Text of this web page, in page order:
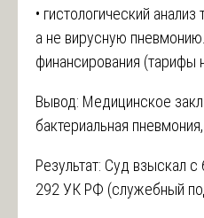
• гистологический
а не вирусную
финансирования (тарифы
Вывод: Медицинское
бактериальная
Результат: Суд взыскал
292 УК РФ (служебный